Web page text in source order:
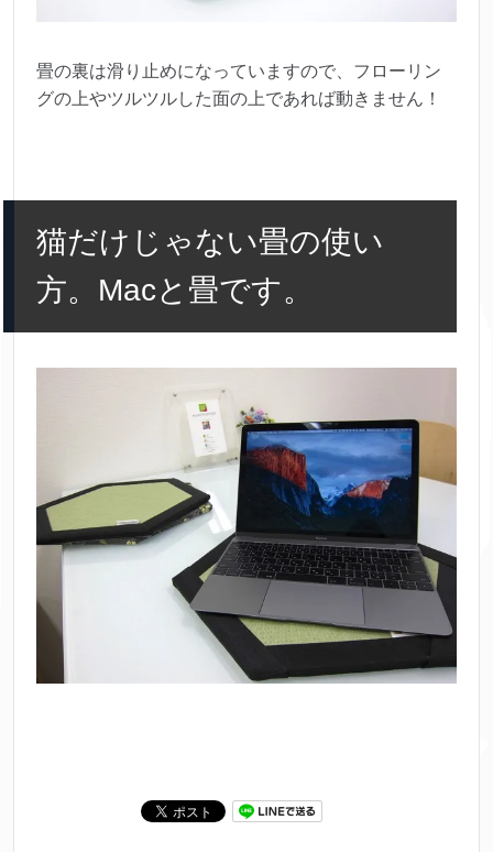
畳の裏は滑り止めになっていますので、フローリン
グの上やツルツルした面の上であれば動きません！
猫だけじゃない畳の使い
方。Macと畳です。